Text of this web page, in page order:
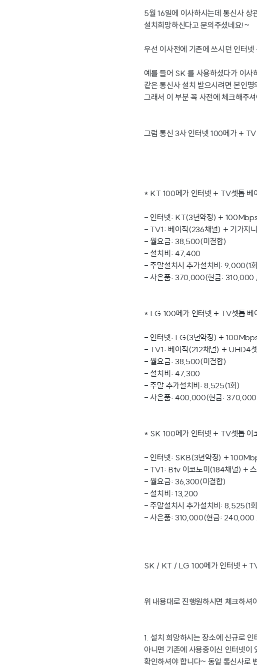
5월 16일에 이사하시는데 통신사 상
설치희망하신다고 문의주셨네요!~
우선 이사전에 기존에 쓰시던 인터
예를 들어 SK 를 사용하셨다가 이
같은 통신사 설치 받으시려면 본인
그래서 이 부분 꼭 사전에 체크해주
그럼 통신 3사 인터넷 100메가 +
* KT 100메가 인터넷 + TV셋톱 베
- 인터넷: KT(3년약정) +
- TV1: 베이직(236채널) + 기가지
- 월요금: 38,500(미결합)
- 설치비: 47,400
- 주말설치시 추가설치비: 9,000(1
- 사은품: 370,000(현금: 310,000
* LG 100메가 인터넷 + TV셋톱 베
- 인터넷: LG(3년약정) +
- TV1: 베이직(212채널) + UHD4
- 월요금: 38,500(미결합)
- 설치비: 47,300
- 주말 추가설치비: 8,525(1회)
- 사은품: 400,000(현금:
* SK 100메가 인터넷 + TV셋톱 이
- 인터넷: SKB(3년약정) +
- TV1: Btv 이코노미(184채널) +
- 월요금: 36,300(미결합)
- 설치비: 13,200
- 주말설치시 추가설치비: 8,525(1
- 사은품: 310,000(현금: 240,000
SK / KT / LG 100메가 인터넷 +
위 내용대로 진행원하시면 체크하셔
1. 설치 희망하시는 장소에 신규로 인
아니면 기존에 사용중이신 인터넷이
확인하셔야 합니다~ 동일 통신사로